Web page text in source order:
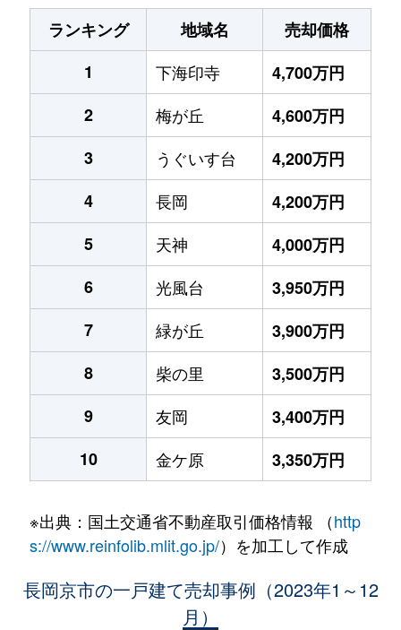
ランキング
地域名
売却価格
1
下海印寺
4,700万円
2
梅が丘
4,600万円
3
うぐいす台
4,200万円
4
長岡
4,200万円
5
天神
4,000万円
6
光風台
3,950万円
7
緑が丘
3,900万円
8
柴の里
3,500万円
9
友岡
3,400万円
10
金ケ原 3,350万円
※出典：国土交通省不動産取引価格情報 （http
s://www.reinfolib.mlit.go.jp/）を加工して作成
長岡京市の一戸建て売却事例（2023年1～12
月）